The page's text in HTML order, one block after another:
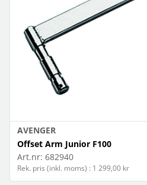
AVENGER
Offset Arm Junior F100
Art.nr: 682940
Rek. pris (inkl. moms) : 1 299,00 kr